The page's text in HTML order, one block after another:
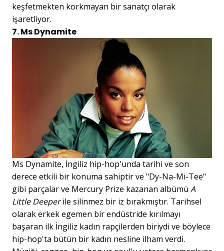
keşfetmekten korkmayan bir sanatçı olarak
işaretliyor.
7. Ms Dynamite
Ms Dynamite, İngiliz hip-hop'unda tarihi ve son
derece etkili bir konuma sahiptir ve "Dy-Na-Mi-Tee"
gibi parçalar ve Mercury Prize kazanan albümü A
Little Deeperile silinmez bir iz bırakmıştır. Tarihsel
olarak erkek egemen bir endüstride kırılmayı
başaran ilk İngiliz kadın rapçilerden biriydi ve böylece
hip-hop'ta bütün bir kadın nesline ilham verdi.